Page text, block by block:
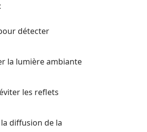
détecter
la lumière ambiante
les reflets
diffusion de la